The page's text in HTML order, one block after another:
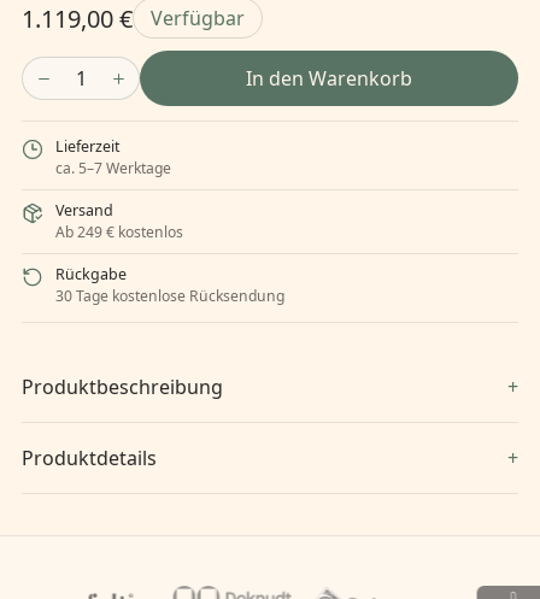
1.119,00 € Verfügbar
1 In den Warenkorb
Lieferzeit
ca. 5–7 Werktage
Versand
Ab 249 € kostenlos
Rückgabe
30 Tage kostenlose Rücksendung
Produktbeschreibung
Produktdetails